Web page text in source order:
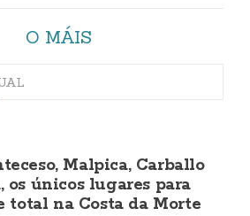
O MÁIS
Malpica, Carballo
os únicos lugares para
total na Costa da Morte